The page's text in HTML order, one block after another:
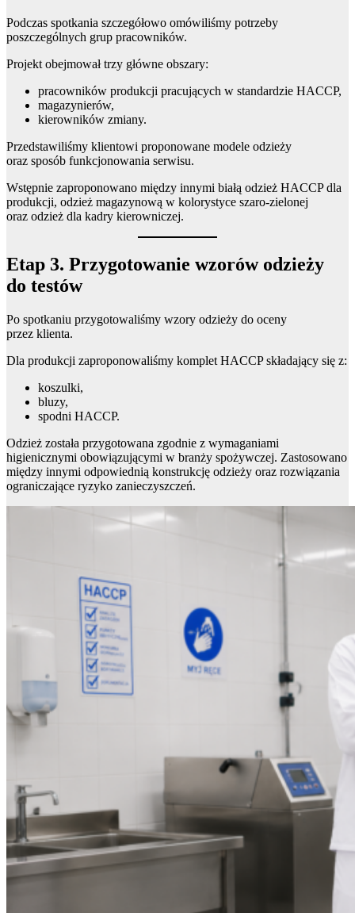
Podczas spotkania szczegółowo omówiliśmy potrzeby
poszczególnych grup pracowników.
Projekt obejmował trzy główne obszary:
pracowników produkcji pracujących w standardzie HACCP,
magazynierów,
kierowników zmiany.
Przedstawiliśmy klientowi proponowane modele odzieży
oraz sposób funkcjonowania serwisu.
Wstępnie zaproponowano między innymi białą odzież HACCP dla
produkcji, odzież magazynową w kolorystyce szaro-zielonej
oraz odzież dla kadry kierowniczej.
Etap 3. Przygotowanie wzorów odzieży
do testów
Po spotkaniu przygotowaliśmy wzory odzieży do oceny
przez klienta.
Dla produkcji zaproponowaliśmy komplet HACCP składający się z:
koszulki,
bluzy,
spodni HACCP.
Odzież została przygotowana zgodnie z wymaganiami
higienicznymi obowiązującymi w branży spożywczej. Zastosowano
między innymi odpowiednią konstrukcję odzieży oraz rozwiązania
ograniczające ryzyko zanieczyszczeń.